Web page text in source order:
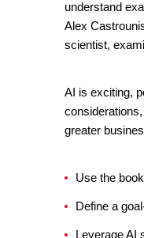
understand
Alex
scientist,
AI is exciting,
greater
Use the
Define a
Leverage AI